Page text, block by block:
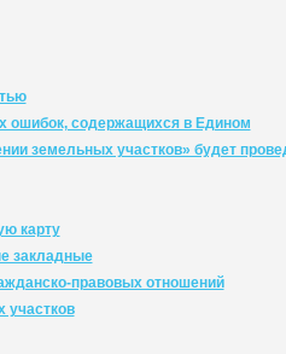
ошибок, содержащихся в Едином
земельных участков» будет
карту
закладные
правовых отношений
участков